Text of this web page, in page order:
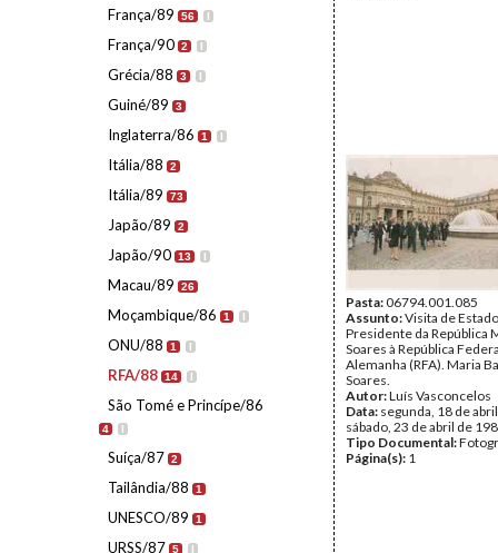
França/89 56 I
França/90 2 I
Grécia/88 3 I
Guiné/89 3
Inglaterra/86 1 I
Itália/88 2
Itália/89 73
Japão/89 2
Japão/90 13 I
Macau/89 26
Moçambique/86 1 I
ONU/88 1 I
RFA/88 14 I
São Tomé e Princípe/86
4 I
Suíça/87 2
Tailândia/88 1
UNESCO/89 1
URSS/87 5 I
Pasta:06794.001.085
Assunto:Visita de
Presidente da República
Soares à República
Alemanha (RFA). Maria
Soares.
Autor:Luís Vasconcelos
Data: segunda, 18 de
sábado, 23 de abril de
Tipo Documental:
Página(s): 1